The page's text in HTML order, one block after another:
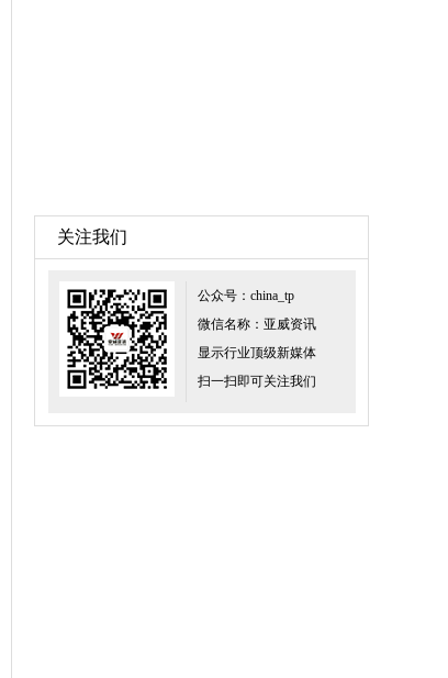
关注我们
公众号：china_tp
微信名称：亚威资讯
显示行业顶级新媒体
扫一扫即可关注我们